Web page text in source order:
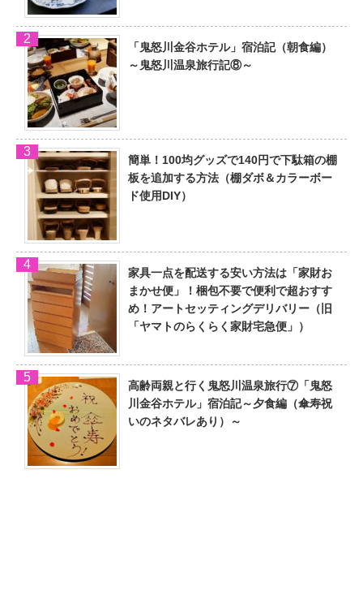
「鬼怒川金谷ホテル」宿泊記（朝食編）
～鬼怒川温泉旅行記⑧～
簡単！100均グッズで140円で下駄箱の棚
板を追加する方法（棚ダボ＆カラーボー
ド使用DIY）
家具一点を配送する安い方法は「家財お
まかせ便」！梱包不要で便利で超おすす
め！アートセッティングデリバリー（旧
「ヤマトのらくらく家財宅急便」）
高齢両親と行く鬼怒川温泉旅行⑦「鬼怒
川金谷ホテル」宿泊記～夕食編（傘寿祝
いのネタバレあり）～